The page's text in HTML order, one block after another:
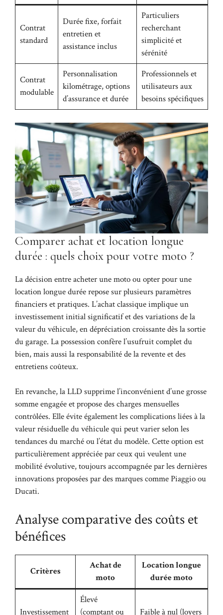
Contrat
standard
Durée fixe, forfait
entretien et
assistance inclus
Particuliers
recherchant
simplicité et
sérénité
Contrat
modulable
Personnalisation
kilométrage, options
d’assurance et durée
Professionnels et
utilisateurs aux
besoins spécifiques
Comparer achat et location longue
durée : quels choix pour votre moto ?
La décision entre acheter une moto ou opter pour une
location longue durée repose sur plusieurs paramètres
financiers et pratiques. L’achat classique implique un
investissement initial significatif et des variations de la
valeur du véhicule, en dépréciation croissante dès la sortie
du garage. La possession confère l’usufruit complet du
bien, mais aussi la responsabilité de la revente et des
entretiens coûteux.
En revanche, la LLD supprime l’inconvénient d’une grosse
somme engagée et propose des charges mensuelles
contrôlées. Elle évite également les complications liées à la
valeur résiduelle du véhicule qui peut varier selon les
tendances du marché ou l’état du modèle. Cette option est
particulièrement appréciée par ceux qui veulent une
mobilité évolutive, toujours accompagnée par les dernières
innovations proposées par des marques comme Piaggio ou
Ducati.
Analyse comparative des coûts et
bénéfices
Critères
Achat de
moto
Location longue
durée moto
Investissement
Élevé
(comptant ou
Faible à nul (loyers